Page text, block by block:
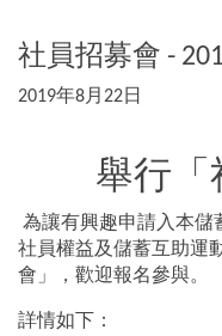
社員招募會 -
2019年8月22日
舉行「
為讓有興趣申請入本儲
社員權益及儲蓄互助運
會」，歡迎報名參與。
詳情如下：